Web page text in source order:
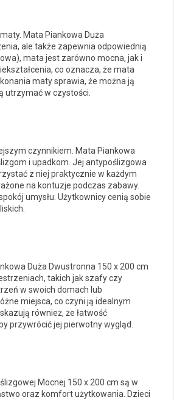
Mata Piankowa Duża
ale także zapewnia odpowiednią
mata jest zarówno mocna, jak i
co oznacza, że mata
maty sprawia, że można ją
utrzymać w czystości.
czynnikiem. Mata Piankowa
i upadkom. Jej antypoślizgowa
z niej praktycznie w każdym
na kontuzje podczas zabawy.
umysłu. Użytkownicy cenią sobie
Duża Dwustronna 150 x 200 cm
takich jak szafy czy
w swoich domach lub
miejsca, co czyni ją idealnym
również, że łatwość
przywrócić jej pierwotny wygląd.
Mocnej 150 x 200 cm są w
oraz komfort użytkowania. Dzieci